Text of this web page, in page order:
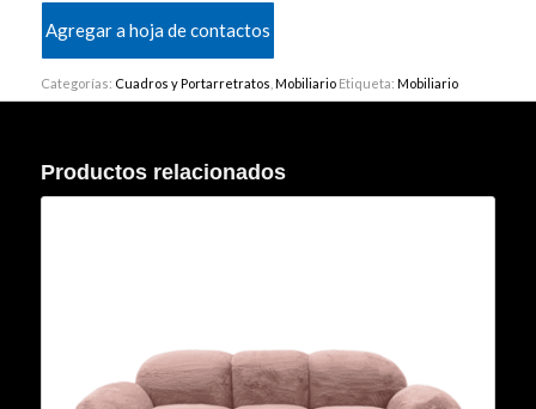
Agregar a hoja de contactos
Categorías: Cuadros y Portarretratos Mobiliario Etiqueta: Mobiliario
Productos relacionados